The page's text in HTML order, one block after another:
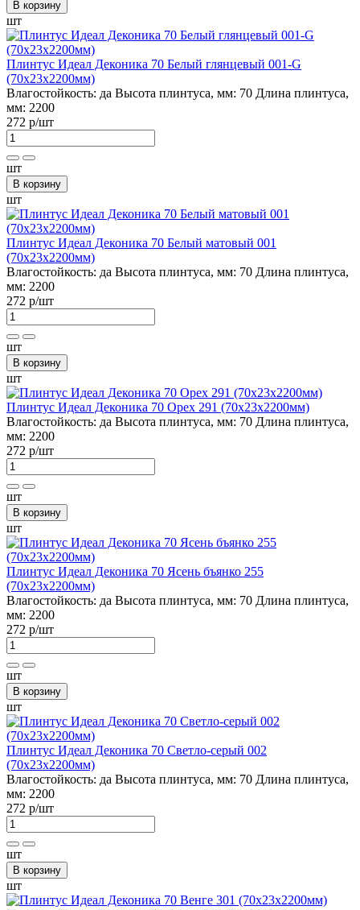
В корзину
шт
Плинтус Идеал Деконика 70 Белый глянцевый 001-G
(70х23х2200мм)
Влагостойкость: да Высота плинтуса, мм: 70 Длина плинтуса,
мм: 2200
272 р/шт
шт
В корзину
шт
Плинтус Идеал Деконика 70 Белый матовый 001
(70х23х2200мм)
Влагостойкость: да Высота плинтуса, мм: 70 Длина плинтуса,
мм: 2200
272 р/шт
шт
В корзину
шт
Плинтус Идеал Деконика 70 Орех 291 (70х23х2200мм)
Влагостойкость: да Высота плинтуса, мм: 70 Длина плинтуса,
мм: 2200
272 р/шт
шт
В корзину
шт
Плинтус Идеал Деконика 70 Ясень бъянко 255
(70х23х2200мм)
Влагостойкость: да Высота плинтуса, мм: 70 Длина плинтуса,
мм: 2200
272 р/шт
шт
В корзину
шт
Плинтус Идеал Деконика 70 Светло-серый 002
(70х23х2200мм)
Влагостойкость: да Высота плинтуса, мм: 70 Длина плинтуса,
мм: 2200
272 р/шт
шт
В корзину
шт